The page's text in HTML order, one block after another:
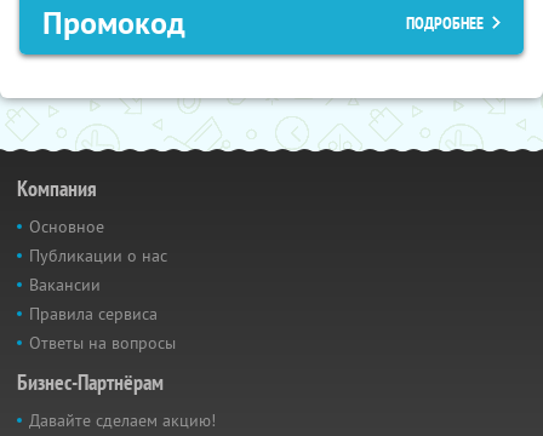
Промокод ПОДРОБНЕЕ
Компания
Основное
Публикации о нас
Вакансии
Правила сервиса
Ответы на вопросы
Бизнес-Партнёрам
Давайте сделаем акцию!